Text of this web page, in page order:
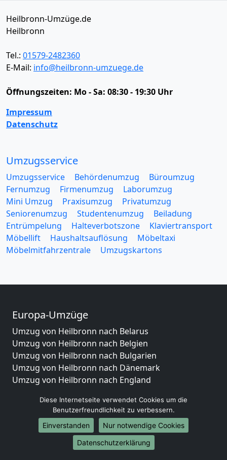
Heilbronn-Umzüge.de
Heilbronn
Tel.: 01579-2482360
E-Mail: info@heilbronn-umzuege.de
Öffnungszeiten: Mo - Sa: 08:30 - 19:30 Uhr
Impressum
Datenschutz
Umzugsservice
Umzugsservice Behördenumzug
Büroumzug
Fernumzug
Firmenumzug
Laborumzug
Mini Umzug
Praxisumzug
Privatumzug
Seniorenumzug
Studentenumzug
Beiladung
Entrümpelung
Halteverbotszone
Klaviertransport
Möbellift
Haushaltsauflösung
Möbeltaxi
Möbelmitfahrzentrale
Umzugskartons
Europa-Umzüge
Umzug von Heilbronn nach Belarus
Umzug von Heilbronn nach Belgien
Umzug von Heilbronn nach Bulgarien
Umzug von Heilbronn nach Dänemark
Umzug von Heilbronn nach England
Umzug von Heilbronn nach Bosnien
und Herzegowina
Umzug von Heilbronn nach Irland
Umzug von Heilbronn nach Lettland
Umzug von Heilbronn nach Zypern
Diese Internetseite verwendet Cookies um die
Benutzerfreundlichkeit zu verbessern.
Einverstanden
Nur notwendige Cookies
Datenschutzerklärung